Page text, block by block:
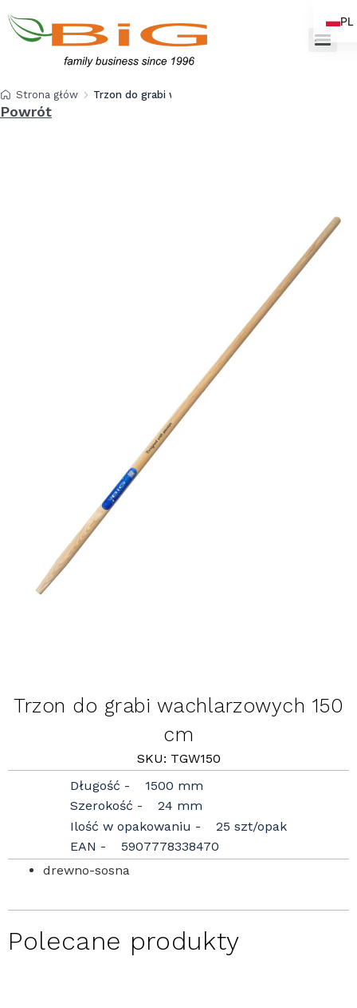
Strona główna Trzon do grabi wachlarzowych 150 cm
Powrót
Trzon do grabi wachlarzowych 150
cm
SKU: TGW150
Długość
1500 mm
Szerokość
24 mm
Ilość w opakowaniu
25 szt/opak
EAN
5907778338470
drewno-sosna
Polecane produkty
PL